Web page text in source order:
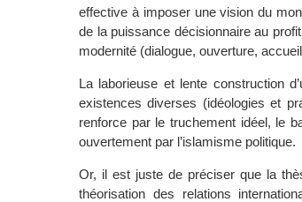
effective à imposer une vision du
de la puissance décisionnaire au
modernité (dialogue, ouverture,
La laborieuse et lente construction
existences diverses (idéologies et
renforce par le truchement idéel, le
ouvertement par l’islamisme politique.
Or, il est juste de préciser que la
théorisation des relations